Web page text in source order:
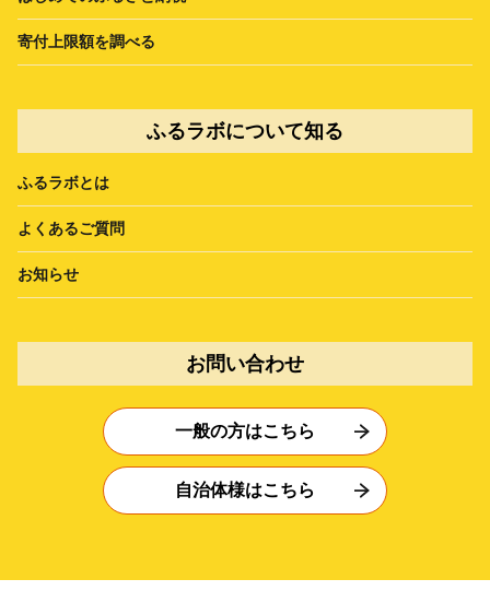
寄付上限額を調べる
ふるラボについて知る
ふるラボとは
よくあるご質問
お知らせ
お問い合わせ
一般の方はこちら
自治体様はこちら